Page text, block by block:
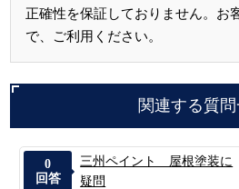
正確性を保証しておりません。お
で、ご利用ください。
関連する質
0
回答
三州ペイント 屋根塗装に
疑問